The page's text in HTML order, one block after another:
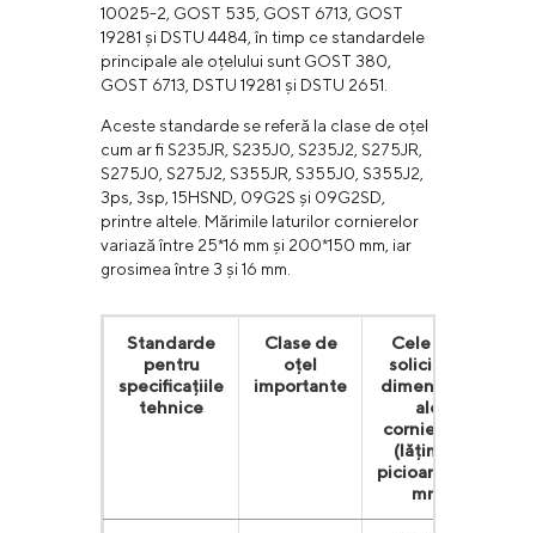
10025-2, GOST 535, GOST 6713, GOST
19281 și DSTU 4484, în timp ce standardele
principale ale oțelului sunt GOST 380,
GOST 6713, DSTU 19281 și DSTU 2651.
Aceste standarde se referă la clase de oțel
cum ar fi S235JR, S235J0, S235J2, S275JR,
S275J0, S275J2, S355JR, S355J0, S355J2,
3ps, 3sp, 15HSND, 09G2S și 09G2SD,
printre altele. Mărimile laturilor cornierelor
variază între 25*16 mm și 200*150 mm, iar
grosimea între 3 și 16 mm.
Standarde
pentru
specificațiile
tehnice
Clase de
oțel
importante
Cele mai
solicitate
dimensiuni
ale
cornierului
(lățimea
picioarelor),
mm